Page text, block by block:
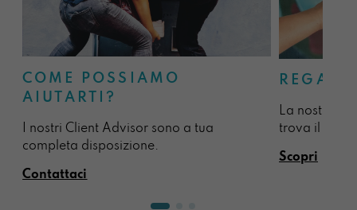
COME POSSIAMO
AIUTARTI?
I nostri Client Advisor sono a tua
completa disposizione.
Contattaci
La nostra
trova il
Scopri